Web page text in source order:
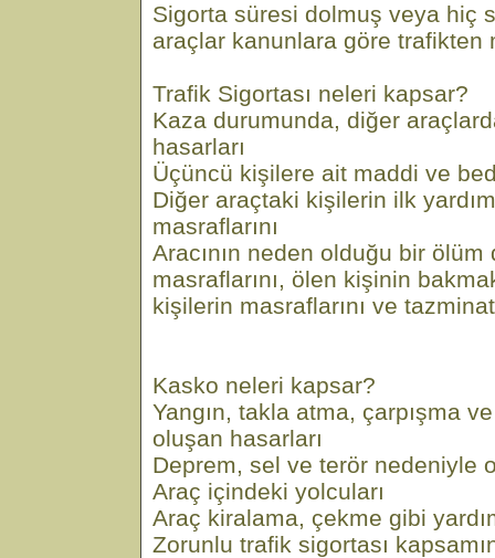
Sigorta süresi dolmuş veya hiç
araçlar kanunlara göre trafikten
Trafik Sigortası neleri kapsar?
Kaza durumunda, diğer
hasarları
Üçüncü kişilere ait maddi ve
Diğer araçtaki kişilerin ilk
masraflarını
Aracının neden olduğu bir
masraflarını, ölen kişinin
kişilerin masraflarını ve
Kasko neleri kapsar?
Yangın, takla atma, çarpışma
oluşan hasarları
Deprem, sel ve terör nedeniyle
Araç içindeki yolcuları
Araç kiralama, çekme gibi
Zorunlu trafik sigortası